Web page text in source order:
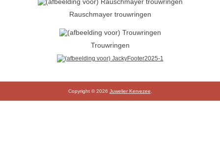
Rauschmayer trouwringen
Trouwringen
Copyright © 2026 Juwelier Kervezee